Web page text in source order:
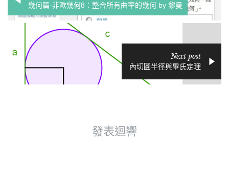
幾何篇-非歐幾何8：整合所有曲率的幾何 by 黎曼
Next post
內切圓半徑與畢氏定理
發表迴響